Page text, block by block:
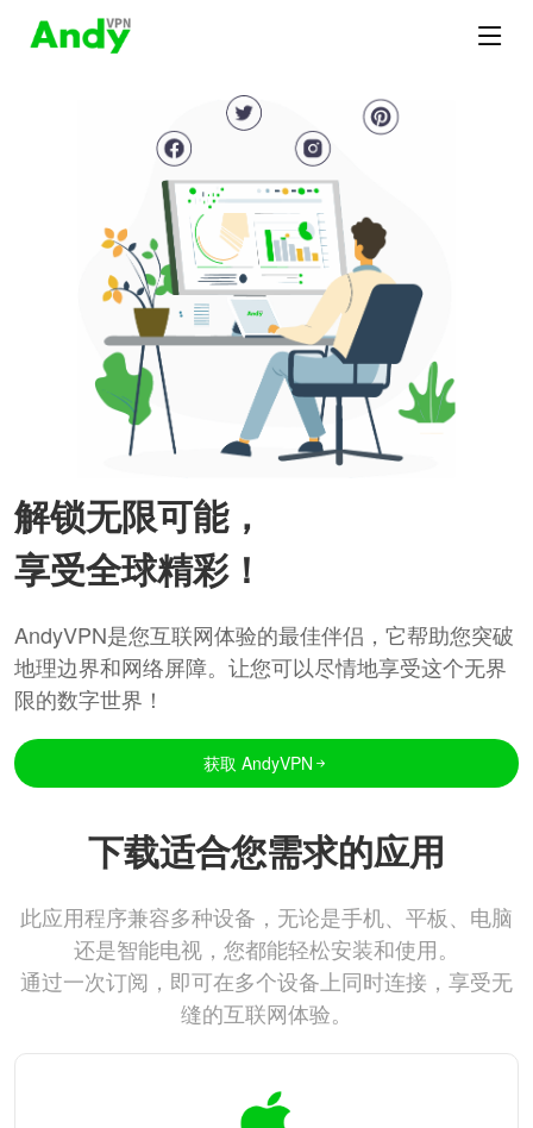
解锁无限可能，
享受全球精彩！
AndyVPN是您互联网体验的最佳伴侣，它帮助您突破
地理边界和网络屏障。让您可以尽情地享受这个无界
限的数字世界！
获取 AndyVPN
下载适合您需求的应用
此应用程序兼容多种设备，无论是手机、平板、电脑
还是智能电视，您都能轻松安装和使用。
通过一次订阅，即可在多个设备上同时连接，享受无
缝的互联网体验。